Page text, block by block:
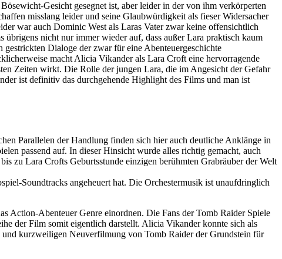
Gesicht gesegnet ist, aber leider in der von ihm verkörperten
misslang leider und seine Glaubwürdigkeit als fieser Widersacher
war auch Dominic West als Laras Vater zwar keine offensichtlich
nicht nur immer wieder auf, dass außer Lara praktisch kaum
Dialoge der zwar für eine Abenteuergeschichte
macht Alicia Vikander als Lara Croft eine hervorragende
Zeiten wirkt. Die Rolle der jungen Lara, die im Angesicht der Gefahr
ist definitiv das durchgehende Highlight des Films und man ist
Parallelen der Handlung finden sich hier auch deutliche Anklänge in
passend auf. In dieser Hinsicht wurde alles richtig gemacht, auch
zu Lara Crofts Geburtsstunde einzigen berühmten Grabräuber der Welt
Soundtracks angeheuert hat. Die Orchestermusik ist unaufdringlich
Action-Abenteuer Genre einordnen. Die Fans der Tomb Raider Spiele
der Film somit eigentlich darstellt. Alicia Vikander konnte sich als
kurzweiligen Neuverfilmung von Tomb Raider der Grundstein für